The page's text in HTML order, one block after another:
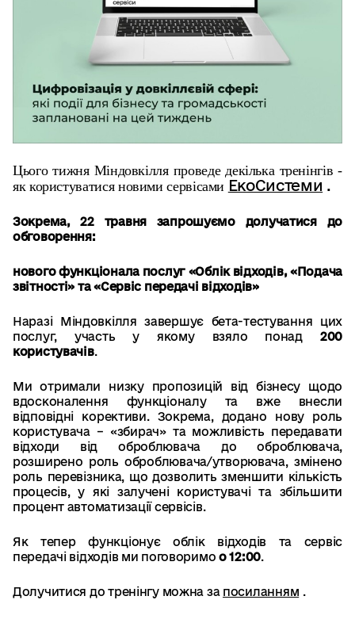
Цього тижня Міндовкілля проведе декілька тренінгів -
як користуватися новими сервісами ЕкоСистеми .
Зокрема, 22 травня запрошуємо долучатися до
обговорення:
нового функціонала послуг «Облік відходів, «Подача
звітності» та «Сервіс передачі відходів»
Наразі Міндовкілля завершує бета-тестування цих
послуг, участь у якому взяло понад 200
користувачів.
Ми отримали низку пропозицій від бізнесу щодо
вдосконалення функціоналу та вже внесли
відповідні корективи. Зокрема, додано нову роль
користувача – «збирач» та можливість передавати
відходи від оброблювача до оброблювача,
розширено роль оброблювача/утворювача, змінено
роль перевізника, що дозволить зменшити кількість
процесів, у які залучені користувачі та збільшити
процент автоматизації сервісів.
Як тепер функціонує облік відходів та сервіс
передачі відходів ми поговоримоо 12:00.
Долучитися до тренінгу можна за посиланням .